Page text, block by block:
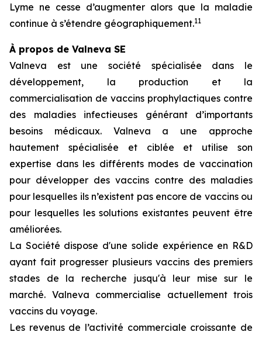
Lyme ne cesse d’augmenter alors que la maladie
continue à s’étendre géographiquement.11
À propos de Valneva SE
Valneva est une société spécialisée dans le
développement, la production et la
commercialisation de vaccins prophylactiques contre
des maladies infectieuses générant d’importants
besoins médicaux. Valneva a une approche
hautement spécialisée et ciblée et utilise son
expertise dans les différents modes de vaccination
pour développer des vaccins contre des maladies
pour lesquelles ils n’existent pas encore de vaccins ou
pour lesquelles les solutions existantes peuvent être
améliorées.
La Société dispose d'une solide expérience en R&D
ayant fait progresser plusieurs vaccins des premiers
stades de la recherche jusqu'à leur mise sur le
marché. Valneva commercialise actuellement trois
vaccins du voyage.
Les revenus de l’activité commerciale croissante de